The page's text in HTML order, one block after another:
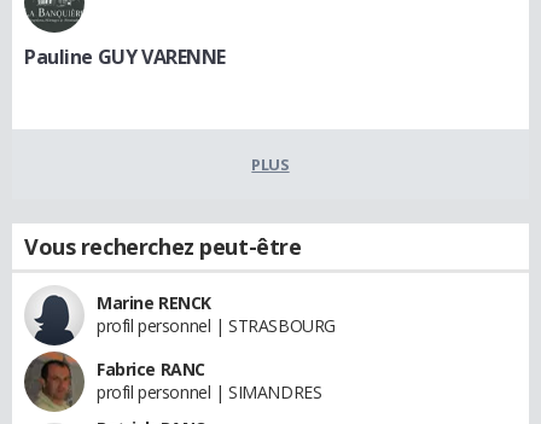
Pauline GUY VARENNE
PLUS
Vous recherchez peut-être
Marine RENCK
profil personnel | STRASBOURG
Fabrice RANC
profil personnel | SIMANDRES